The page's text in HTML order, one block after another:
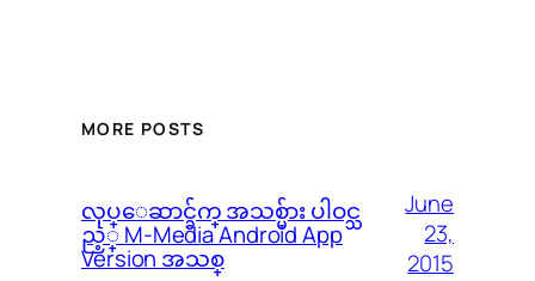
MORE POSTS
လုပ္ေဆာင္ခ်က္ အသစ္မ်ား ပါဝင္သ
ည့္ M-Media Android App
Version အသစ္
June
23,
2015